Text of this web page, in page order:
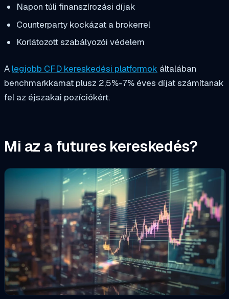
Napon túli finanszírozási díjak
Counterparty kockázat a brokerrel
Korlátozott szabályozói védelem
A legjobb CFD kereskedési platformok általában
benchmarkkamat plusz 2,5%-7% éves díjat számítanak
fel az éjszakai pozíciókért.
Mi az a futures kereskedés?